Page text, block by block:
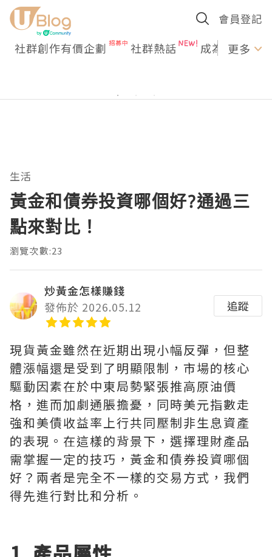
會員登記
社群創作有價企劃 社群熱話 成為U更多
生活
黃金和債券投資哪個好?通過三
點來對比！
瀏覽次數:23
炒黃金怎樣賺錢
發佈於 2026.05.12
追蹤
現貨黃金雖然在近期出現小幅反彈，但整
體漲幅還是受到了明顯限制，市場的核心
驅動因素在於中東局勢緊張推高原油價
格，進而加劇通脹擔憂，同時美元指數走
強和美債收益率上行共同壓制非生息資產
的表現。在這樣的背景下，選擇理財產品
需掌握一定的技巧，黃金和債券投資哪個
好？兩者是完全不一樣的交易方式，我們
得先進行對比和分析。